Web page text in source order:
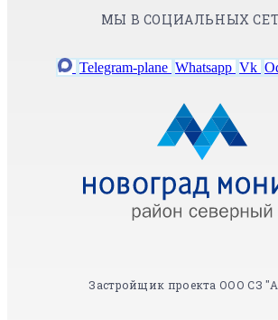
МЫ В СОЦИАЛЬНЫХ
Telegram-plane Whatsapp Vk
Застройщик проекта ООО СЗ